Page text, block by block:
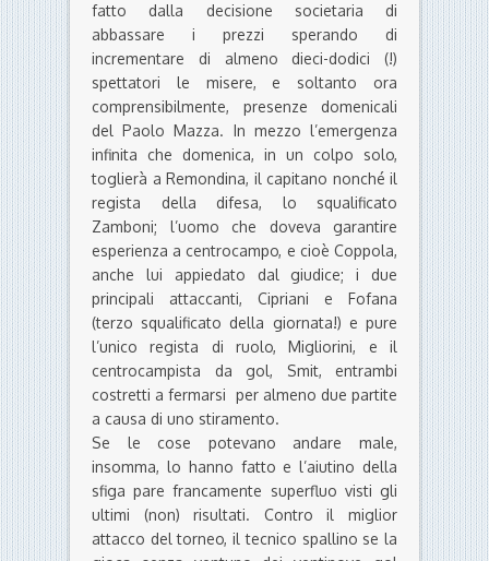
fatto dalla decisione societaria di
abbassare i prezzi sperando di
incrementare di almeno dieci-dodici (!)
spettatori le misere, e soltanto ora
comprensibilmente, presenze domenicali
del Paolo Mazza. In mezzo l’emergenza
infinita che domenica, in un colpo solo,
toglierà a Remondina, il capitano nonché il
regista della difesa, lo squalificato
Zamboni; l’uomo che doveva garantire
esperienza a centrocampo, e cioè Coppola,
anche lui appiedato dal giudice; i due
principali attaccanti, Cipriani e Fofana
(terzo squalificato della giornata!) e pure
l’unico regista di ruolo, Migliorini, e il
centrocampista da gol, Smit, entrambi
costretti a fermarsi per almeno due partite
a causa di uno stiramento.
Se le cose potevano andare male,
insomma, lo hanno fatto e l’aiutino della
sfiga pare francamente superfluo visti gli
ultimi (non) risultati. Contro il miglior
attacco del torneo, il tecnico spallino se la